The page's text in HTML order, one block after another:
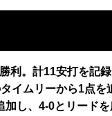
利。計11安打を記
イムリーから1点
加し、4-0とリード